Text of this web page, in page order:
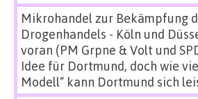
Mikrohandel zur Bekämpfung
Drogenhandels - Köln und
voran (PM Grpne & Volt und
Idee für Dortmund, doch wie
Modell“ kann Dortmund sich